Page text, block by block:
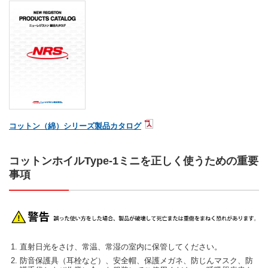
コットン（綿）シリーズ製品カタログ
コットンホイルType-1ミニを正しく使うための重要
事項
直射日光をさけ、常温、常湿の室内に保管してください。
防音保護具（耳栓など）、安全帽、保護メガネ、防じんマスク、防